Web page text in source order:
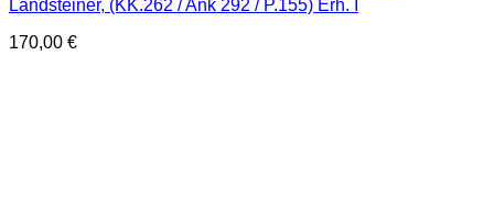
Landsteiner, (KK.262 / Ank 292 / P.155) Erh. I
170,00 €